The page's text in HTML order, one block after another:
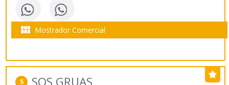
 Mostrador Comercial
5 SOS GRUAS